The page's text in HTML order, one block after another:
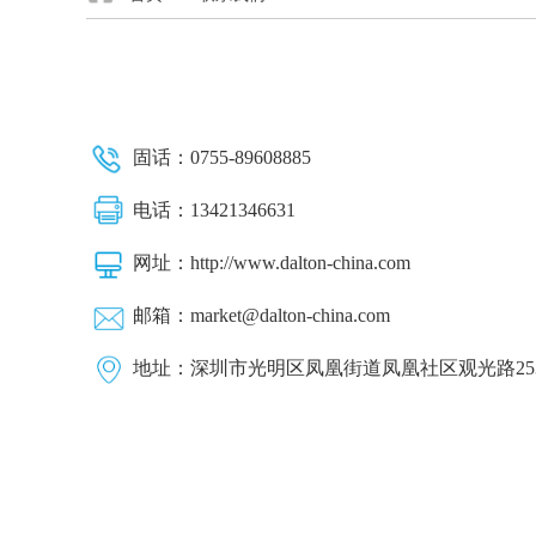
固话：0755-89608885
电话：13421346631
网址：http://www.dalton-china.com
邮箱：market@dalton-china.com
地址：深圳市光明区凤凰街道凤凰社区观光路